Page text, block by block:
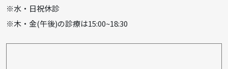
※水・日祝休診
※木・金(午後)の診療は15:00~18:30